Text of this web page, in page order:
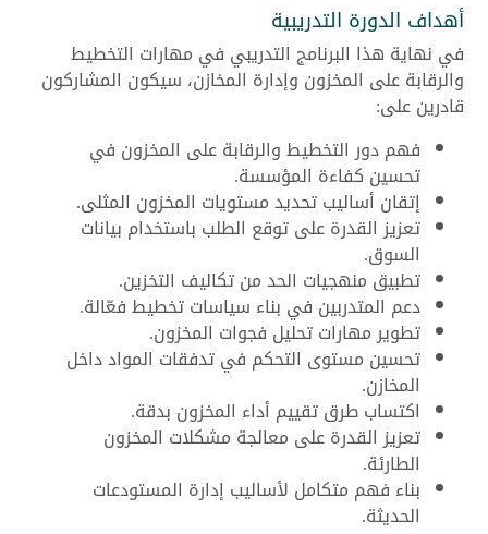
أهداف الدورة التدريبية
في نهاية هذا البرنامج التدريبي في مهارات التخطيط
والرقابة على المخزون وإدارة المخازن، سيكون المشاركون
قادرين على:
فهم دور التخطيط والرقابة على المخزون في
تحسين كفاءة المؤسسة.
إتقان أساليب تحديد مستويات المخزون المثلى.
تعزيز القدرة على توقع الطلب باستخدام بيانات
السوق.
تطبيق منهجيات الحد من تكاليف التخزين.
دعم المتدربين في بناء سياسات تخطيط فعّالة.
تطوير مهارات تحليل فجوات المخزون.
تحسين مستوى التحكم في تدفقات المواد داخل
المخازن.
اكتساب طرق تقييم أداء المخزون بدقة.
تعزيز القدرة على معالجة مشكلات المخزون
الطارئة.
بناء فهم متكامل لأساليب إدارة المستودعات
الحديثة.